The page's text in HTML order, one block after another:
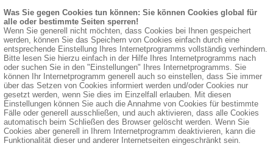
Was Sie gegen Cookies tun können: Sie können Cookies global für
alle oder bestimmte Seiten sperren!
Wenn Sie generell nicht möchten, dass Cookies bei Ihnen gespeichert
werden, können Sie das Speichern von Cookies einfach durch eine
entsprechende Einstellung Ihres Internetprogramms vollständig verhindern.
Bitte lesen Sie hierzu einfach in der Hilfe Ihres Internetprogramms nach
oder suchen Sie in den "Einstellungen" Ihres Internetprogramms. Sie
können Ihr Internetprogramm generell auch so einstellen, dass Sie immer
über das Setzen von Cookies informiert werden und/oder Cookies nur
gesetzt werden, wenn Sie dies im Einzelfall erlauben. Mit diesen
Einstellungen können Sie auch die Annahme von Cookies für bestimmte
Fälle oder generell ausschließen, und auch aktivieren, dass alle Cookies
automatisch beim Schließen des Browser gelöscht werden. Wenn Sie
Cookies aber generell in Ihrem Internetprogramm deaktivieren, kann die
Funktionalität dieser und anderer Internetseiten eingeschränkt sein.